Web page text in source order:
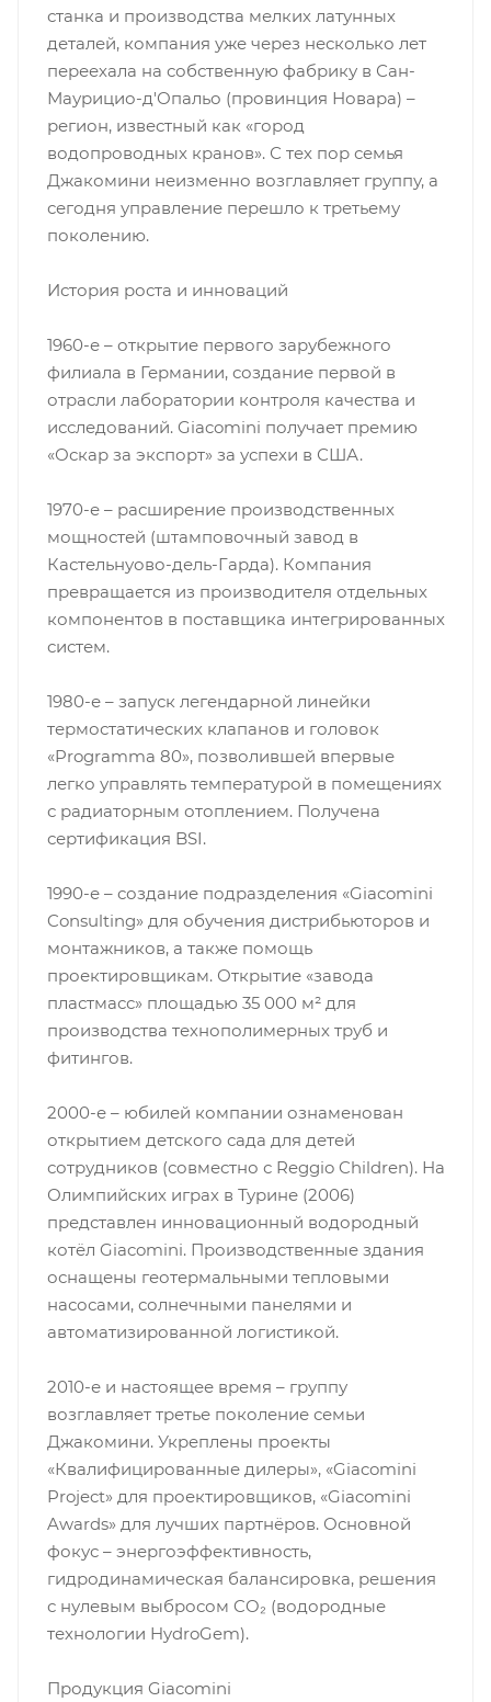
станка и производства мелких латунных
деталей, компания уже через несколько лет
переехала на собственную фабрику в Сан-
Маурицио-д'Опальо (провинция Новара) –
регион, известный как «город
водопроводных кранов». С тех пор семья
Джакомини неизменно возглавляет группу, а
сегодня управление перешло к третьему
поколению.
История роста и инноваций
1960-е – открытие первого зарубежного
филиала в Германии, создание первой в
отрасли лаборатории контроля качества и
исследований. Giacomini получает премию
«Оскар за экспорт» за успехи в США.
1970-е – расширение производственных
мощностей (штамповочный завод в
Кастельнуово-дель-Гарда). Компания
превращается из производителя отдельных
компонентов в поставщика интегрированных
систем.
1980-е – запуск легендарной линейки
термостатических клапанов и головок
«Programma 80», позволившей впервые
легко управлять температурой в помещениях
с радиаторным отоплением. Получена
сертификация BSI.
1990-е – создание подразделения «Giacomini
Consulting» для обучения дистрибьюторов и
монтажников, а также помощь
проектировщикам. Открытие «завода
пластмасс» площадью 35 000 м² для
производства технополимерных труб и
фитингов.
2000-е – юбилей компании ознаменован
открытием детского сада для детей
сотрудников (совместно с Reggio Children). На
Олимпийских играх в Турине (2006)
представлен инновационный водородный
котёл Giacomini. Производственные здания
оснащены геотермальными тепловыми
насосами, солнечными панелями и
автоматизированной логистикой.
2010-е и настоящее время – группу
возглавляет третье поколение семьи
Джакомини. Укреплены проекты
«Квалифицированные дилеры», «Giacomini
Project» для проектировщиков, «Giacomini
Awards» для лучших партнёров. Основной
фокус – энергоэффективность,
гидродинамическая балансировка, решения
с нулевым выбросом CO₂ (водородные
технологии HydroGem).
Продукция Giacomini